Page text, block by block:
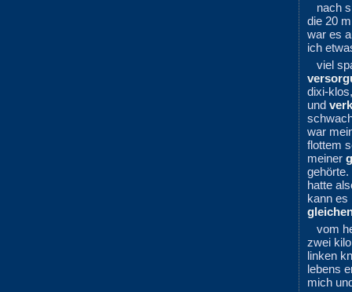
nach
die 20
war es
ich
viel
dixi-
und
war
flottem
meiner
hatte
kann es
vom
zwei
linken
lebens
mich